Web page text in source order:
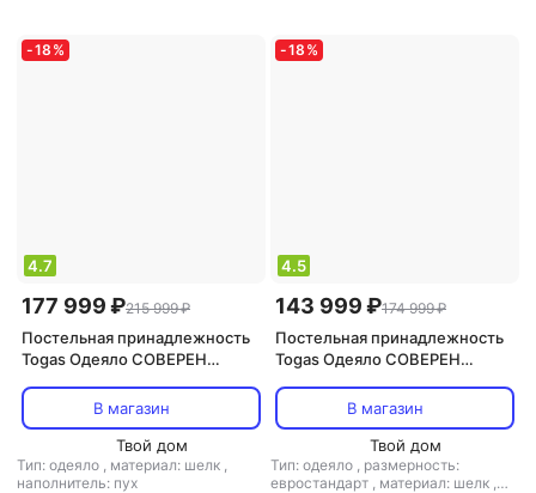
-18 %
4.7
177 999 ₽215 999 ₽
Постельная принадлежность
Togas Одеяло СОВЕРЕН
канадского гуся в шелке,
1014.00111
В магазин
Твой дом
Тип: одеяло , материал: шелк ,
наполнитель: пух
-18 %
4.5
143 999 ₽174 999 ₽
Постельная принадлежность
Togas Одеяло СОВЕРЕН
канадского гуся в шелке,
1014.00110
В магазин
Твой дом
Тип: одеяло , размерность:
евростандарт , материал: шелк ,